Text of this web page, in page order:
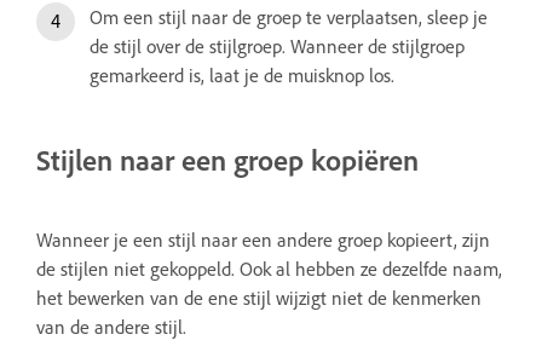
Om een stijl naar de groep te verplaatsen, sleep je
de stijl over de stijlgroep. Wanneer de stijlgroep
gemarkeerd is, laat je de muisknop los.
Stijlen naar een groep kopiëren
Wanneer je een stijl naar een andere groep kopieert, zijn
de stijlen niet gekoppeld. Ook al hebben ze dezelfde naam,
het bewerken van de ene stijl wijzigt niet de kenmerken
van de andere stijl.